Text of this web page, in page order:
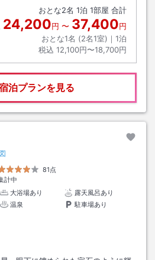
おとな2名 1泊 1部屋 合計
24,200円 〜 37,400円
おとな1名 (2名1室)｜ 1泊
税込 12,100円〜18,700円
泊プランを見る
81点
計中
大浴場あり
露天風呂あり
温泉
駐車場あり